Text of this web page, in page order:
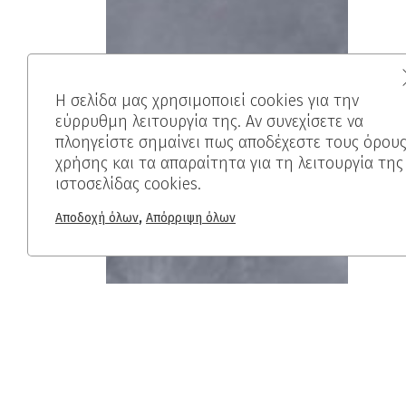
Η σελίδα μας χρησιμοποιεί cookies για την
εύρρυθμη λειτουργία της. Αν συνεχίσετε να
πλοηγείστε σημαίνει πως αποδέχεστε τους όρους
χρήσης και τα απαραίτητα για τη λειτουργία της
ιστοσελίδας cookies.
Αποδοχή όλων, Απόρριψη όλων